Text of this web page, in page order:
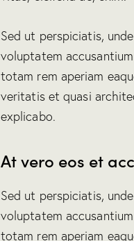
Sed ut perspiciatis,
voluptatem
totam rem aperiam
veritatis et quasi
explicabo.
At vero eos et
Sed ut perspiciatis,
voluptatem
totam rem aperiam